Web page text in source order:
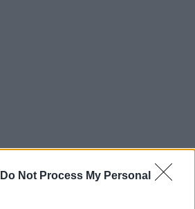
Do Not Process My Personal